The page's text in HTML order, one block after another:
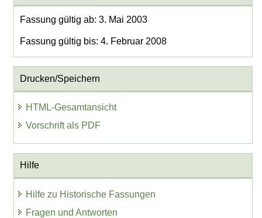
Fassung gültig ab: 3. Mai 2003
Fassung gültig bis: 4. Februar 2008
Drucken/Speichern
HTML-Gesamtansicht
Vorschrift als PDF
Hilfe
Hilfe zu Historische Fassungen
Fragen und Antworten